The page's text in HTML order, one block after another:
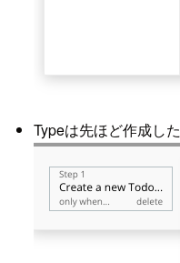
Typeは先ほど作成した